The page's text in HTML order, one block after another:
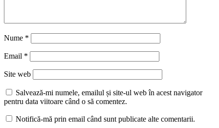
Nume *
Email *
Site web
Salvează-mi numele, emailul și site-ul web în acest navigator
pentru data viitoare când o să comentez.
Notifică-mă prin email când sunt publicate alte comentarii.